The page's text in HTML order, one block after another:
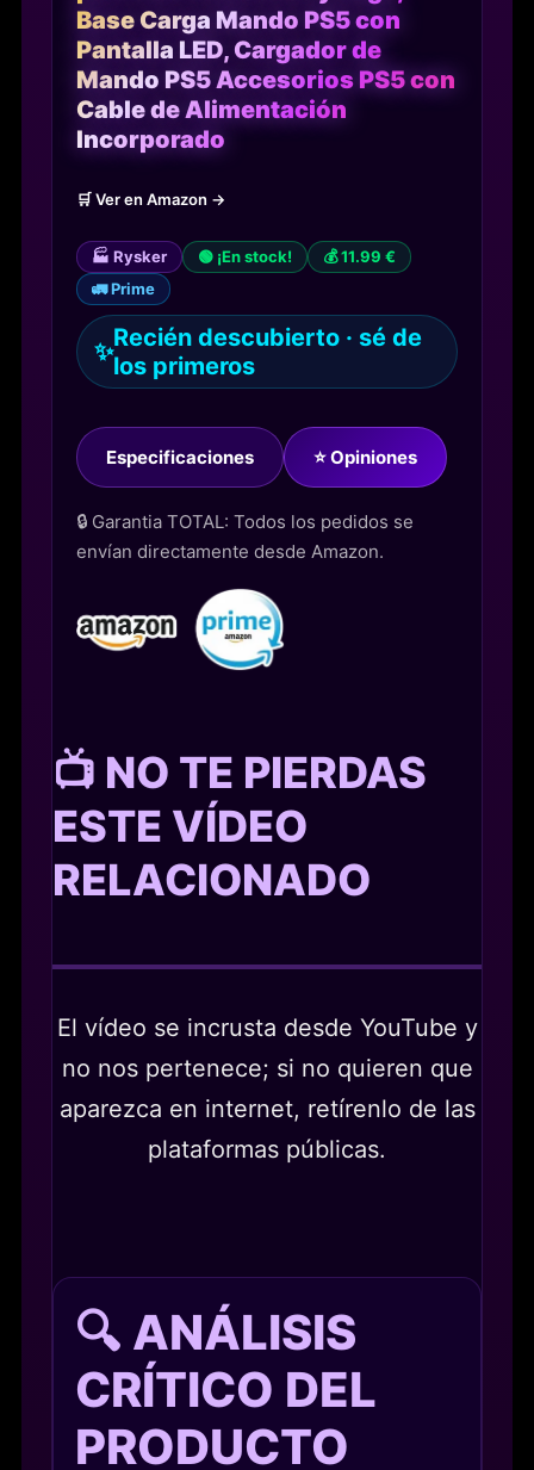
Base Carga Mando PS5 con
Pantalla LED, Cargador de
Mando PS5 Accesorios PS5 con
Cable de Alimentación
Incorporado
🛒 Ver en Amazon →
🏭 Rysker 🟢 ¡En stock!
💰 11.99 €
🚛 Prime
✨Recién descubierto · sé de
los primeros
Especificaciones ⭐ Opiniones
🔒 Garantia TOTAL: Todos los pedidos se
envían directamente desde Amazon.
📺 NO TE PIERDAS
ESTE VÍDEO
RELACIONADO
El vídeo se incrusta desde YouTube y
no nos pertenece; si no quieren que
aparezca en internet, retírenlo de las
plataformas públicas.
🔍 ANÁLISIS
CRÍTICO DEL
PRODUCTO